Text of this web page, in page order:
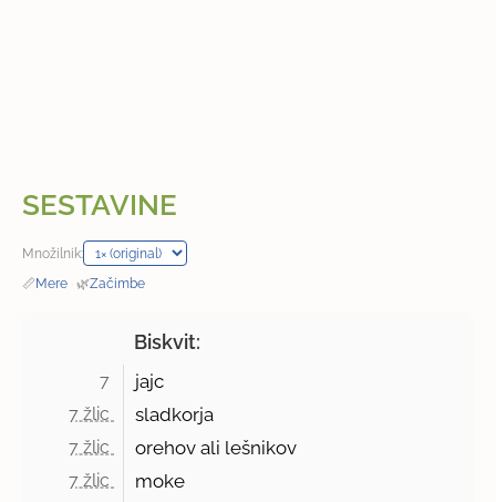
SESTAVINE
Množilnik:
📏Mere · 🌿Začimbe
Biskvit:
7 jajc
7 žlic sladkorja
7 žlic orehov ali lešnikov
7 žlic moke